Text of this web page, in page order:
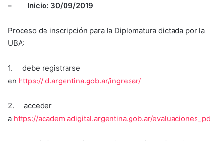
– Inicio: 30/09/2019
Proceso de inscripción para la Diplomatura dictada por la
UBA:
1. debe registrarse
en https://id.argentina.gob.ar/ingresar/
2. acceder
a https://academiadigital.argentina.gob.ar/evaluaciones_pd